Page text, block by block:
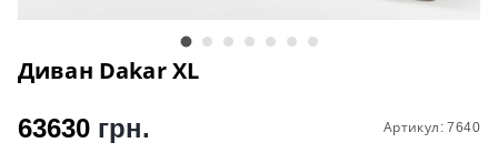
Диван Dakar XL
Артикул: 7640
63630 грн.